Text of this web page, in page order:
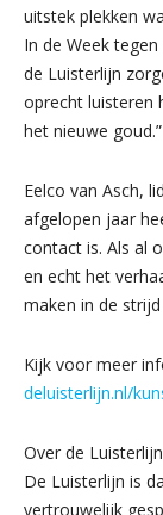
uitstek plekken
In de Week
de Luisterlijn
oprecht luisteren
het nieuwe goud.”
Eelco van Asch,
afgelopen jaar
contact is. Als al
en echt het
maken in de
Kijk voor meer
deluisterlijn.nl/
Over de Luisterlijn
De Luisterlijn is
vertrouwelijk